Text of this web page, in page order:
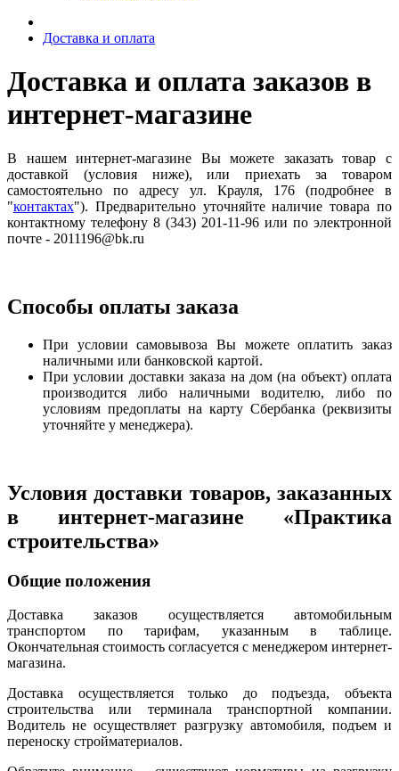
Доставка и оплата
Доставка и оплата заказов в
интернет-магазине
В нашем интернет-магазине Вы можете заказать товар с
доставкой (условия ниже), или приехать за товаром
самостоятельно по адресу ул. Крауля, 176 (подробнее в
"контактах"). Предварительно уточняйте наличие товара по
контактному телефону 8 (343) 201-11-96 или по электронной
почте - 2011196@bk.ru
Способы оплаты заказа
При условии самовывоза Вы можете оплатить заказ
наличными или банковской картой.
При условии доставки заказа на дом (на объект) оплата
производится либо наличными водителю, либо по
условиям предоплаты на карту Сбербанка (реквизиты
уточняйте у менеджера).
Условия доставки товаров, заказанных
в интернет-магазине «Практика
строительства»
Общие положения
Доставка заказов осуществляется автомобильным
транспортом по тарифам, указанным в таблице.
Окончательная стоимость согласуется с менеджером интернет-
магазина.
Доставка осуществляется только до подъезда, объекта
строительства или терминала транспортной компании.
Водитель не осуществляет разгрузку автомобиля, подъем и
переноску стройматериалов.